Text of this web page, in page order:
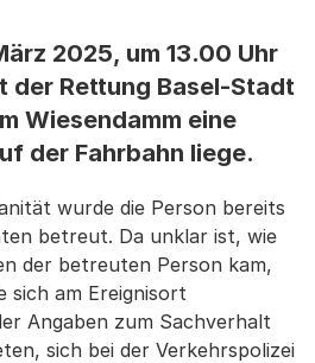
2025, um 13.00 Uhr
der Rettung Basel-Stadt
Wiesendamm eine
der Fahrbahn liege.
wurde die Person bereits
betreut. Da unklar ist, wie
der betreuten Person kam,
sich am Ereignisort
Angaben zum Sachverhalt
sich bei der Verkehrspolizei